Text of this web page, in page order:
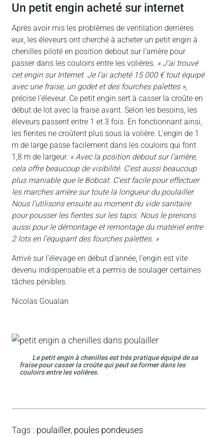
un petit engin acheté sur internet
Après avoir mis les problèmes de ventilation derrières
eux, les éleveurs ont cherché à acheter un petit engin à
chenilles piloté en position debout sur l’arrière pour
passer dans les couloirs entre les volières. « J’ai trouvé
cet engin sur Internet. Je l’ai acheté 15 000 € tout équipé
avec une fraise, un godet et des fourches palettes »,
précise l’éleveur. Ce petit engin sert à casser la croûte en
début de lot avec la fraise avant. Selon les besoins, les
éleveurs passent entre 1 et 3 fois. En fonctionnant ainsi,
les fientes ne croûtent plus sous la volière. L’engin de 1
m de large passe facilement dans les couloirs qui font
1,8 m de largeur. « Avec la position debout sur l’arrière,
cela offre beaucoup de visibilité. C’est aussi beaucoup
plus maniable que le Bobcat. C’est facile pour effectuer
les marches arrière sur toute la longueur du poulailler.
Nous l’utilisons ensuite au moment du vide sanitaire
pour pousser les fientes sur les tapis. Nous le prenons
aussi pour le démontage et remontage du matériel entre
2 lots en l’équipant des fourches palettes. »
Arrivé sur l’élevage en début d’année, l’engin est vite
devenu indispensable et a permis de soulager certaines
tâches pénibles.
Nicolas Goualan
Le petit engin à chenilles est très pratique équipé de sa
fraise pour casser la croûte qui peut se former dans les
couloirs entre les volières.
Tags : poulailler, poules pondeuses